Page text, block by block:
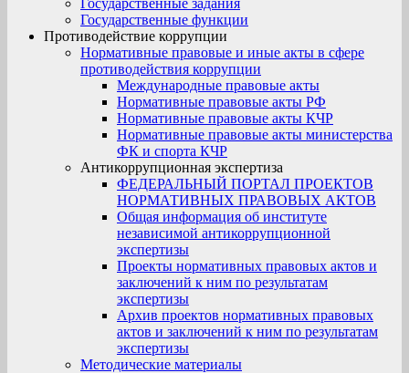
Государственные задания
Государственные функции
Противодействие коррупции
Нормативные правовые и иные акты в сфере
противодействия коррупции
Международные правовые акты
Нормативные правовые акты РФ
Нормативные правовые акты КЧР
Нормативные правовые акты министерства
ФК и спорта КЧР
Антикоррупционная экспертиза
ФЕДЕРАЛЬНЫЙ ПОРТАЛ ПРОЕКТОВ
НОРМАТИВНЫХ ПРАВОВЫХ АКТОВ
Общая информация об институте
независимой антикоррупционной
экспертизы
Проекты нормативных правовых актов и
заключений к ним по результатам
экспертизы
Архив проектов нормативных правовых
актов и заключений к ним по результатам
экспертизы
Методические материалы